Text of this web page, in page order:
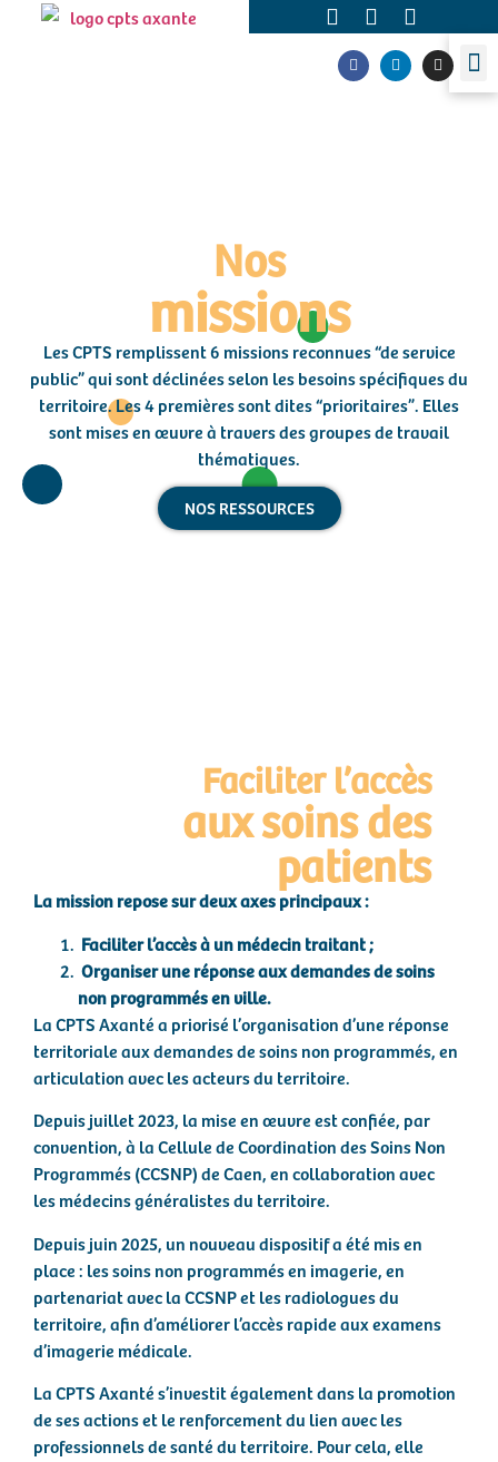
Nos
missions
Les CPTS remplissent 6 missions reconnues “de service
public” qui sont déclinées selon les besoins spécifiques du
territoire. Les 4 premières sont dites “prioritaires”. Elles
sont mises en œuvre à travers des groupes de travail
thématiques.
NOS RESSOURCES
Faciliter l’accès
aux soins des
patients
La mission repose sur deux axes principaux :
Faciliter l’accès à un médecin traitant ;
Organiser une réponse aux demandes de soins
non programmés en ville.
La CPTS Axanté a priorisé l’organisation d’une réponse
territoriale aux demandes de soins non programmés, en
articulation avec les acteurs du territoire.
Depuis juillet 2023, la mise en œuvre est confiée, par
convention, à la Cellule de Coordination des Soins Non
Programmés (CCSNP) de Caen, en collaboration avec
les médecins généralistes du territoire.
Depuis juin 2025, un nouveau dispositif a été mis en
place : les soins non programmés en imagerie, en
partenariat avec la CCSNP et les radiologues du
territoire, afin d’améliorer l’accès rapide aux examens
d’imagerie médicale.
La CPTS Axanté s’investit également dans la promotion
de ses actions et le renforcement du lien avec les
professionnels de santé du territoire. Pour cela, elle